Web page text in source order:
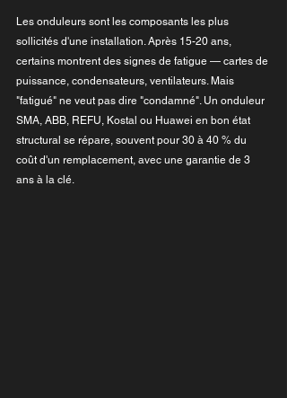
Les onduleurs sont les composants les plus
sollicités d'une installation. Après 15-20 ans,
certains montrent des signes de fatigue — cartes de
puissance, condensateurs, ventilateurs. Mais
"fatigué" ne veut pas dire "condamné". Un onduleur
SMA, ABB, REFU, Kostal ou Huawei en bon état
structural se répare, souvent pour 30 à 40 % du
coût d'un remplacement, avec une garantie de 3
ans à la clé.